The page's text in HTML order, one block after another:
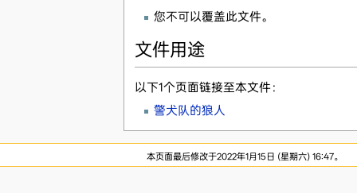
您不可以覆盖此文件。
文件用途
以下1个页面链接至本文件：
警犬队的狼人
本页面最后修改于2022年1月15日 (星期六) 16:47。